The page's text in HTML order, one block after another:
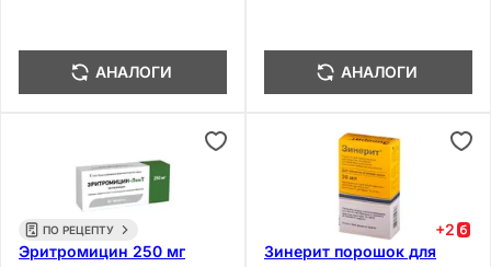
АНАЛОГИ АНАЛОГИ
ПО РЕЦЕПТУ
Эритромицин 250 мг
+2
Зинерит порошок для